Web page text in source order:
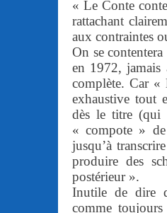
« Le Conte
rattachant
aux contraintes
On se
en 1972, jamais
complète. Car
exhaustive tout
dès le titre (qui
« compote »
jusqu’à
produire des
postérieur ».
Inutile de dire
comme